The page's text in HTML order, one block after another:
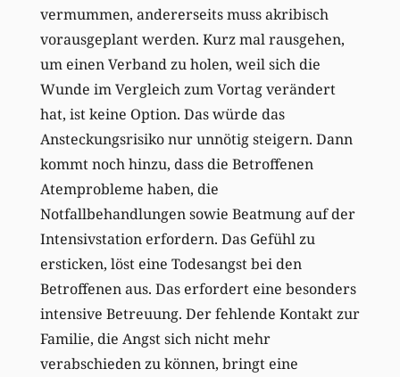
vermummen, andererseits muss akribisch
vorausgeplant werden. Kurz mal rausgehen,
um einen Verband zu holen, weil sich die
Wunde im Vergleich zum Vortag verändert
hat, ist keine Option. Das würde das
Ansteckungsrisiko nur unnötig steigern. Dann
kommt noch hinzu, dass die Betroffenen
Atemprobleme haben, die
Notfallbehandlungen sowie Beatmung auf der
Intensivstation erfordern. Das Gefühl zu
ersticken, löst eine Todesangst bei den
Betroffenen aus. Das erfordert eine besonders
intensive Betreuung. Der fehlende Kontakt zur
Familie, die Angst sich nicht mehr
verabschieden zu können, bringt eine